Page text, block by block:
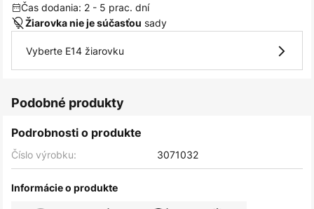
Čas dodania: 2 - 5 prac. dní
Žiarovka nie je súčasťou sady
Vyberte E14 žiarovku
Podobné produkty
Podrobnosti o produkte
Číslo výrobku: 3071032
Informácie o produkte